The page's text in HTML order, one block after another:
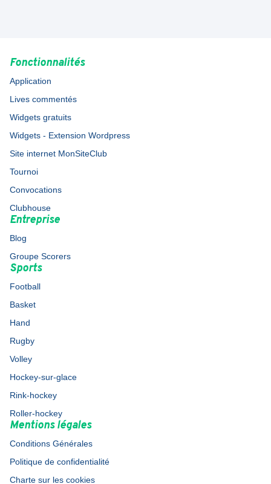
Fonctionnalités
Application
Lives commentés
Widgets gratuits
Widgets - Extension Wordpress
Site internet MonSiteClub
Tournoi
Convocations
Clubhouse
Entreprise
Blog
Groupe Scorers
Sports
Football
Basket
Hand
Rugby
Volley
Hockey-sur-glace
Rink-hockey
Roller-hockey
Mentions légales
Conditions Générales
Politique de confidentialité
Charte sur les cookies